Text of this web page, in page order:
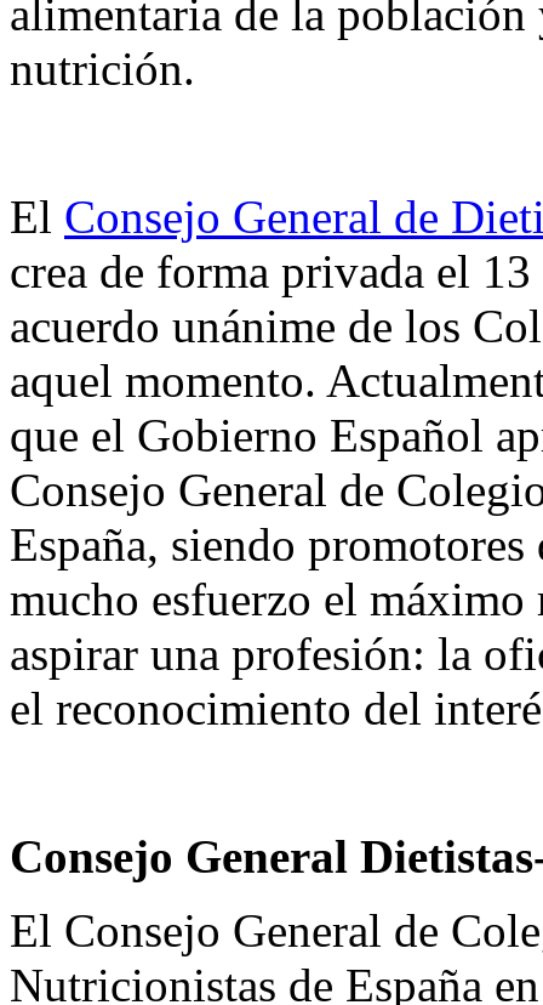
alimentaria de la
nutrición.
El Consejo General de
crea de forma privada el
acuerdo unánime de los
aquel momento.
que el Gobierno Español
Consejo General de
España, siendo
mucho esfuerzo el
aspirar una profesión: la
el reconocimiento del
Consejo General
El Consejo General de
Nutricionistas de España